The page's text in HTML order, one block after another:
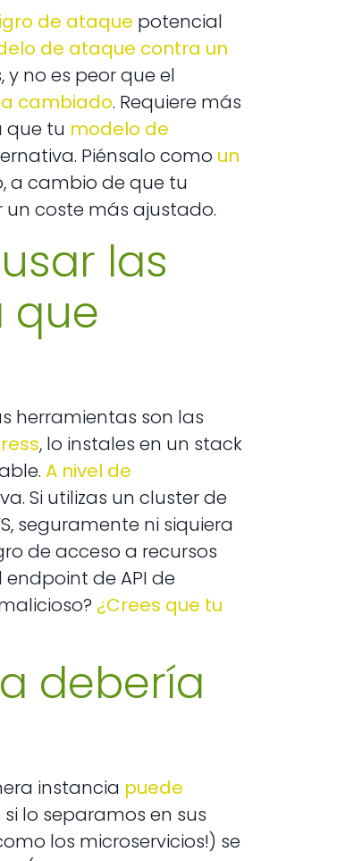
de ataque potencial
de ataque contra un
no es peor que el
cambiado. Requiere más
que tu modelo de
Piénsalo como un
a cambio de que tu
coste más ajustado.
las
que
herramientas son las
, lo instales en un stack
A nivel de
Si utilizas un cluster de
seguramente ni siquiera
de acceso a recursos
de API de
¿Crees que tu
debería
instancia puede
lo separamos en sus
los microservicios!) se